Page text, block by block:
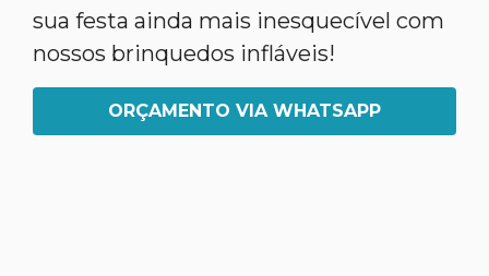
sua festa ainda mais inesquecível com
nossos brinquedos infláveis!
ORÇAMENTO VIA WHATSAPP